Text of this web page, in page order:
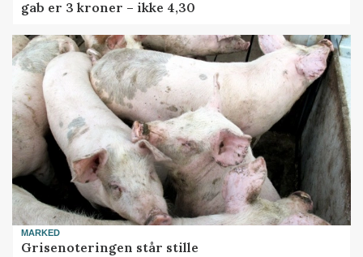
gab er 3 kroner – ikke 4,30
MARKED
Grisenoteringen står stille